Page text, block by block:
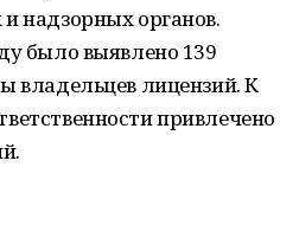
надзорных органов.
было выявлено 139
владельцев лицензий. К
привлечено